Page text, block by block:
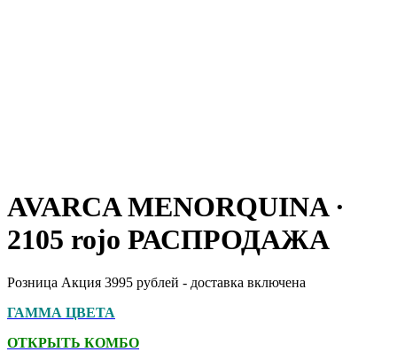
AVARCA MENORQUINA ·
2105 rojo РАСПРОДАЖА
Розница Акция 3995 рублей - доставка включена
ГАММА ЦВЕТА
ОТКРЫТЬ КОМБО